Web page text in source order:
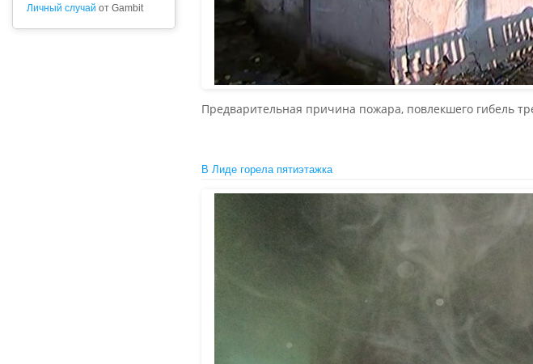
Личный случай от Gambit
Предварительная причина пожара, повлекшего гибель
В Лиде горела пятиэтажка